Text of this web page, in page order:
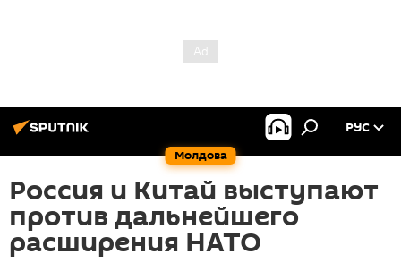
Молдова
РУС
Россия и Китай выступают
против дальнейшего
расширения НАТО